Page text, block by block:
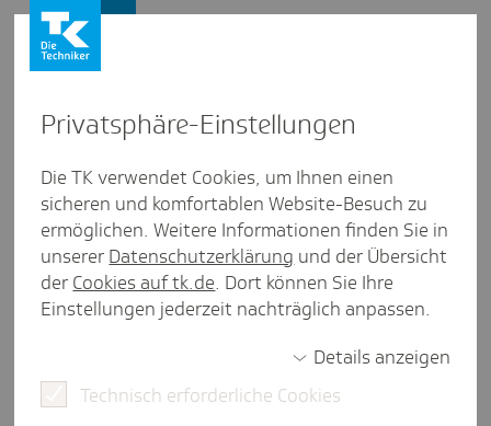
Biosi­mi­lars - Wie Deutsch­land
Kosten senken und die Versor­
gung sichern kann
Posi­tion
2 Minuten Lesezeit
Presse und Politik Preisgestaltung
Privat­sphäre-Einstel­lungen
Die TK verwendet Cookies, um Ihnen einen
sicheren und komfortablen Website-Besuch zu
ermöglichen. Weitere Informationen finden Sie in
unserer Datenschutzerklärung und der Übersicht
der Cookies auf tk.de. Dort können Sie Ihre
Einstellungen jederzeit nachträglich anpassen.
Details anzeigen
Technisch erforderliche Cookies